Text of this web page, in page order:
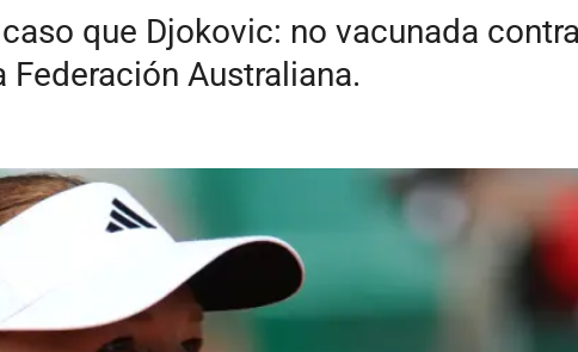
que Djokovic: no vacunada
Australiana.